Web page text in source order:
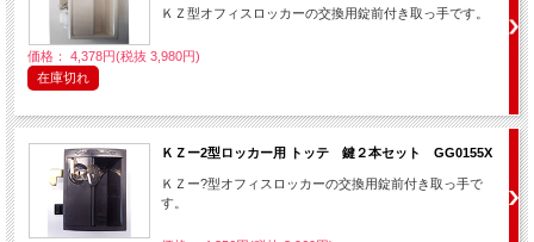
ＫＺ型オフィスロッカーの交換用錠前付き取っ手です。
価格： 4,378円(税抜 3,980円)
在庫切れ
ＫＺー2型ロッカー用 トッテ 鍵２本セット GG0155X
ＫＺー?型オフィスロッカーの交換用錠前付き取っ手で
す。